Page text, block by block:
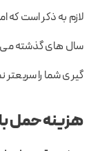
لازم به ذکر است که
سال های گذشته می
گیری شما را سریعتر
هزینه حمل